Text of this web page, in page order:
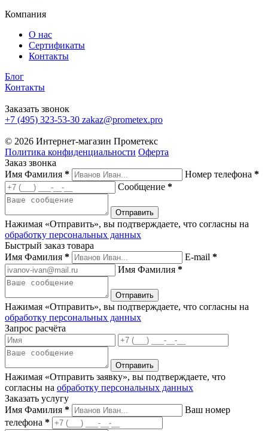
Компания
О нас
Сертификаты
Контакты
Блог
Контакты
Заказать звонок
+7 (495) 323-53-30 zakaz@prometex.pro
© 2026 Интернет-магазин Прометекс
Политика конфиденциальности Оферта
Заказ звонка
Имя Фамилия * Номер телефона *
Сообщение *
Нажимая «Отправить», вы подтверждаете, что согласны на
обработку персональных данных
Быстрый заказ товара
Имя Фамилия * E-mail *
Имя Фамилия *
Нажимая «Отправить», вы подтверждаете, что согласны на
обработку персональных данных
Запрос расчёта
Нажимая «Отправить заявку», вы подтверждаете, что
согласны на обработку персональных данных
Заказать услугу
Имя Фамилия *
Ваш номер
телефона *